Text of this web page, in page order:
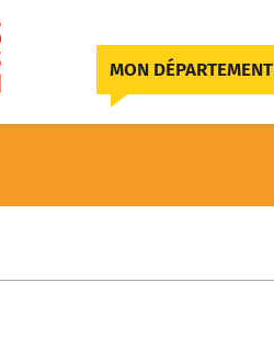
MON DÉPARTEMENT